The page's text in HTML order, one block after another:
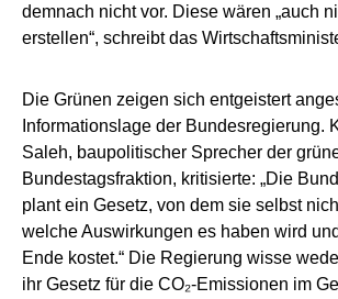
demnach nicht vor. Diese wären „auch
erstellen“, schreibt das
Die Grünen zeigen sich entgeistert
Informationslage der Bundesregierung.
Saleh, baupolitischer Sprecher der
Bundestagsfraktion, kritisierte: „Die
plant ein Gesetz, von dem sie selbst
welche Auswirkungen es haben wird
Ende kostet.“ Die Regierung wisse
ihr Gesetz für die CO₂-Emissionen im